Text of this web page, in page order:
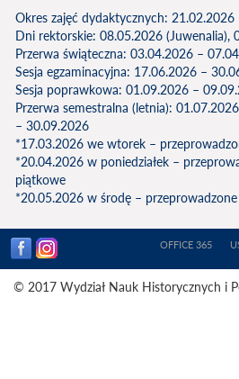
Okres zajęć dydaktycznych:
Dni rektorskie: 08.05.2026 (Juwenalia),
Przerwa świąteczna: 03.04.2026 –
Sesja egzaminacyjna: 17.06.2026 –
Sesja poprawkowa: 01.09.2026 –
Przerwa semestralna (letnia):
– 30.09.2026
*17.03.2026 we wtorek –
*20.04.2026 w poniedziałek –
piątkowe
*20.05.2026 w środę – przeprowadzone
OFFICE 365
© 2017 Wydział Nauk Historycznych i